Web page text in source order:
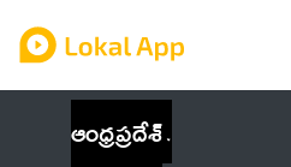
ఆంధ్రప్రదేశ్